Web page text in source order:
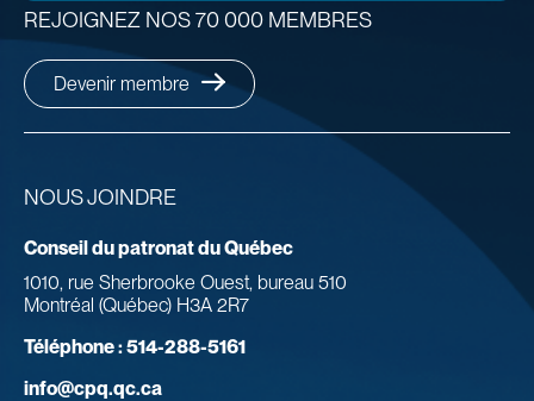
NOUS JOINDRE
Conseil du patronat du Québec
1010, rue Sherbrooke Ouest, bureau 510
Montréal (Québec) H3A 2R7
Téléphone :514-288-5161
info@cpq.qc.ca
REJOIGNEZ NOS 70 000 MEMBRES
Devenir membre